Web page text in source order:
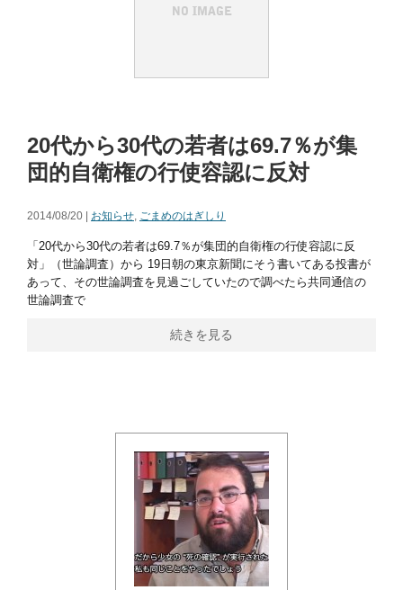
20代から30代の若者は69.7％が集
団的自衛権の行使容認に反対
2014/08/20 | お知らせ, ごまめのはぎしり
「20代から30代の若者は69.7％が集団的自衛権の行使容認に反
対」（世論調査）から 19日朝の東京新聞にそう書いてある投書が
あって、その世論調査を見過ごしていたので調べたら共同通信の
世論調査で
続きを見る